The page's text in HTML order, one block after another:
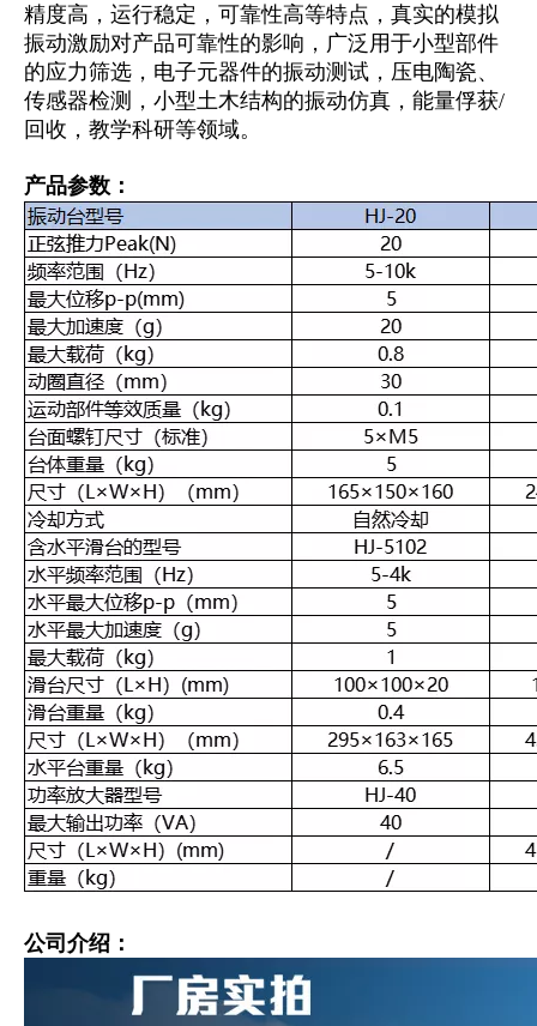
精度高，运行稳定，可靠性高等特点，真实的模拟
振动激励对产品可靠性的影响，广泛用于小型部件
的应力筛选，电子元器件的振动测试，压电陶瓷、
传感器检测，小型土木结构的振动仿真，能量俘获/
回收，教学科研等领域。
产品参数：
公司介绍：